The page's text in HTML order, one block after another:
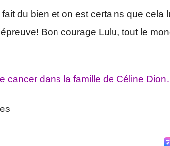
du bien et on est certains que cela
Bon courage Lulu, tout le
cancer dans la famille de Céline